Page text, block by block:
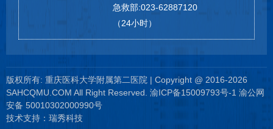
急救部:023-62887120
（24小时）
版权所有: 重庆医科大学附属第二医院 | Copyright @ 2016-2026
SAHCQMU.COM All Right Reserved. 渝ICP备15009793号-1 渝公网
安备 50010302000990号
技术支持： 瑞秀科技